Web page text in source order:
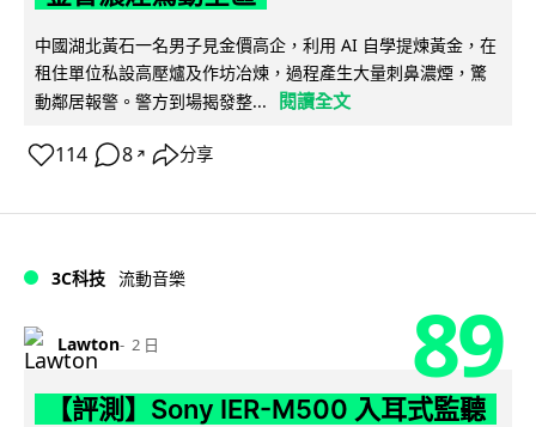
中國湖北黃石一名男子見金價高企，利用 AI 自學提煉黃金，在
租住單位私設高壓爐及作坊冶煉，過程產生大量刺鼻濃煙，驚
動鄰居報警。警方到場揭發整...
閱讀全文
114 8 ↗ 分享
3C科技 流動音樂
Lawton 2 日 89
【評測】Sony IER-M500 入耳式監聽